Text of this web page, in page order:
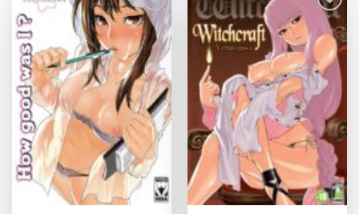
Ajouter
à la
wishlist
Ajouter
à la
wishlist